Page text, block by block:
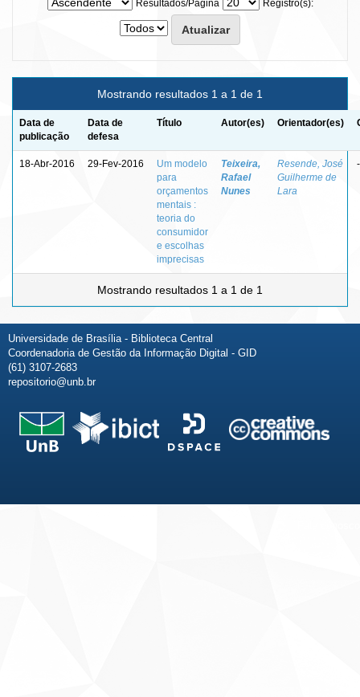
Resultados/Página
Registro(s):
Mostrando resultados 1 a 1 de 1
Data de
publicação
Data de
defesa
Título Autor(es) Orientador(es)
18-Abr-2016 29-Fev-2016
Um modelo
para
orçamentos
mentais :
teoria do
consumidor
e escolhas
imprecisas
Teixeira,
Rafael
Nunes
Resende, José
Guilherme de
Lara
-
Mostrando resultados 1 a 1 de 1
Universidade de Brasília - Biblioteca Central
Coordenadoria de Gestão da Informação Digital - GID
(61) 3107-2683
repositorio@unb.br